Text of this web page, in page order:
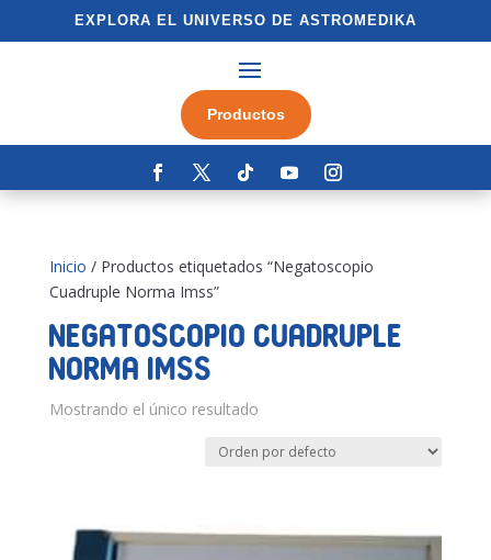
EXPLORA EL UNIVERSO DE ASTROMEDIKA
Productos
Inicio / Productos etiquetados “Negatoscopio
Cuadruple Norma Imss”
Negatoscopio Cuadruple
Norma Imss
Mostrando el único resultado